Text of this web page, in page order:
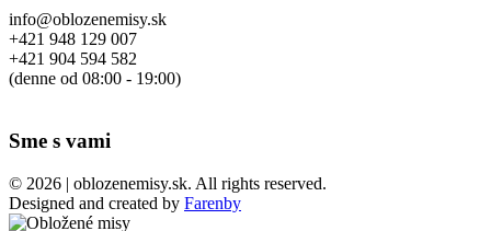
info@oblozenemisy.sk
+421 948 129 007
+421 904 594 582
(denne od 08:00 - 19:00)
Sme s vami
© 2026 | oblozenemisy.sk. All rights reserved.
Designed and created by Farenby